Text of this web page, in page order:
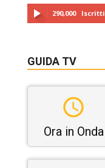
290,000 Iscritti
GUIDA TV
Ora in Onda